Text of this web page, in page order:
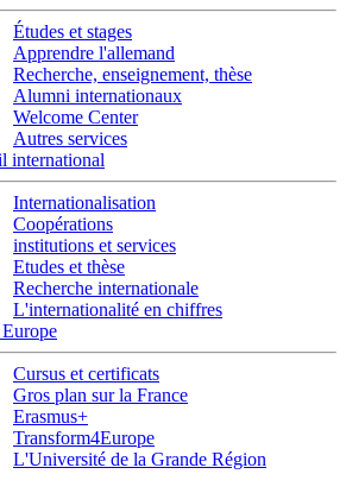
Études et stages
Apprendre l'allemand
Recherche, enseignement, thèse
Alumni internationaux
Welcome Center
Autres services
international
Internationalisation
Coopérations
institutions et services
Etudes et thèse
Recherche internationale
L'internationalité en chiffres
Cursus et certificats
Gros plan sur la France
Erasmus+
Transform4Europe
L'Université de la Grande Région